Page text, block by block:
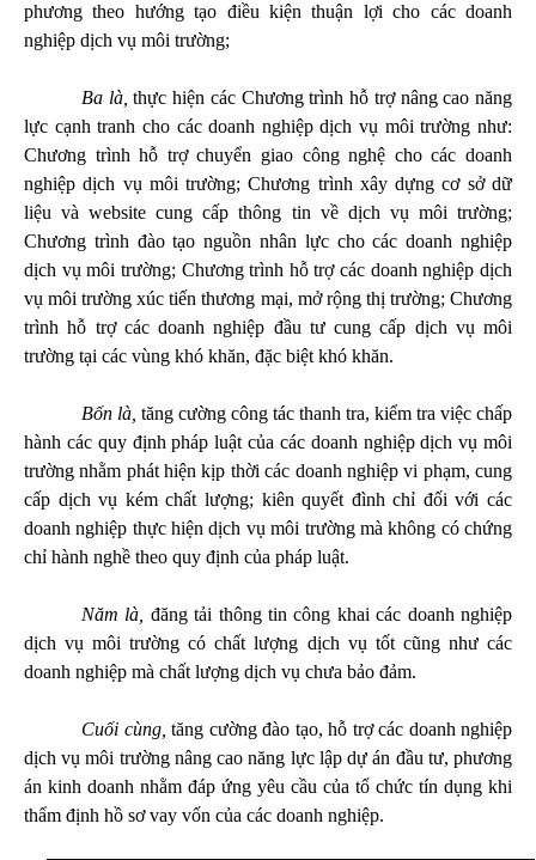
phương theo hướng tạo điều kiện thuận lợi cho các doanh
nghiệp dịch vụ môi trường;
Ba là, thực hiện các Chương trình hỗ trợ nâng cao năng
lực cạnh tranh cho các doanh nghiệp dịch vụ môi trường như:
Chương trình hỗ trợ chuyển giao công nghệ cho các doanh
nghiệp dịch vụ môi trường; Chương trình xây dựng cơ sở dữ
liệu và website cung cấp thông tin về dịch vụ môi trường;
Chương trình đào tạo nguồn nhân lực cho các doanh nghiệp
dịch vụ môi trường; Chương trình hỗ trợ các doanh nghiệp dịch
vụ môi trường xúc tiến thương mại, mở rộng thị trường; Chương
trình hỗ trợ các doanh nghiệp đầu tư cung cấp dịch vụ môi
trường tại các vùng khó khăn, đặc biệt khó khăn.
Bốn là, tăng cường công tác thanh tra, kiểm tra việc chấp
hành các quy định pháp luật của các doanh nghiệp dịch vụ môi
trường nhằm phát hiện kịp thời các doanh nghiệp vi phạm, cung
cấp dịch vụ kém chất lượng; kiên quyết đình chỉ đối với các
doanh nghiệp thực hiện dịch vụ môi trường mà không có chứng
chỉ hành nghề theo quy định của pháp luật.
Năm là, đăng tải thông tin công khai các doanh nghiệp
dịch vụ môi trường có chất lượng dịch vụ tốt cũng như các
doanh nghiệp mà chất lượng dịch vụ chưa bảo đảm.
Cuối cùng, tăng cường đào tạo, hỗ trợ các doanh nghiệp
dịch vụ môi trường nâng cao năng lực lập dự án đầu tư, phương
án kinh doanh nhằm đáp ứng yêu cầu của tổ chức tín dụng khi
thẩm định hồ sơ vay vốn của các doanh nghiệp.